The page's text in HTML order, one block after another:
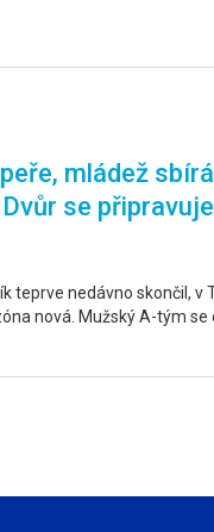
mládež
Dvůr se
teprve nedávno skončil, v
nová. Mužský A-tým se